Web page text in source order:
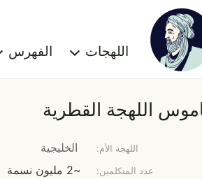
اللهجات الفهرس
اللهجة القطرية
اللهجة الأم: الخليجية
عدد المتكلمين: ~2 مليون نسمة